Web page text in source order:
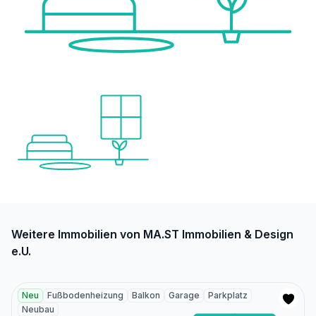
Weitere Immobilien von MA.ST Immobilien & Design
e.U.
Neu Fußbodenheizung Balkon Garage
Parkplatz
Neubau